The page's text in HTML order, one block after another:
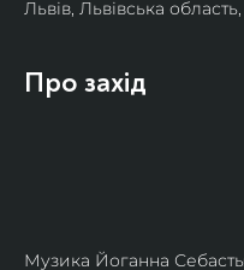
Львів, Львівська
Про захід
Музика Йоганна